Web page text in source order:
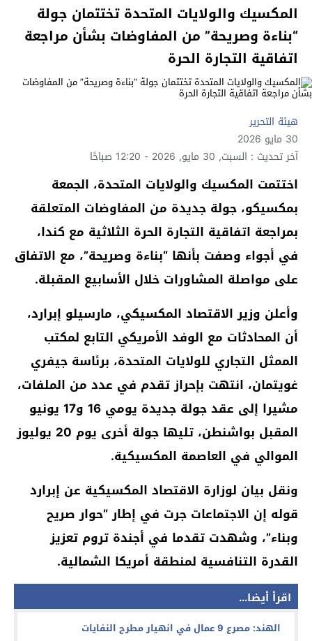
المكسيك والولايات المتحدة تختتمان جولة
“بناءة وصريحة” من المفاوضات بشأن مراجعة
اتفاقية التجارة الحرة
هيئة التحرير
30 مايو 2026
آخر تحديث : السبت, 30 مايو, 2026 - 12:20 صباحًا
اختتمت المكسيك والولايات المتحدة، الجمعة
بمكسيكو، جولة جديدة من المفاوضات المتعلقة
بمراجعة اتفاقية التجارة الحرة الثلاثية مع كندا،
في أجواء وصفت بأنها “بناءة وصريحة”، مع الاتفاق
على مواصلة المشاورات خلال الأسابيع المقبلة.
وأعلن وزير الاقتصاد المكسيكي، مارسيلو إبرارد،
أن المحادثات مع الوفد الأمريكي التابع لمكتب
الممثل التجاري للولايات المتحدة، برئاسة جيفري
غويتمان، انتهت بإحراز تقدم في عدد من الملفات،
مشيرا إلى عقد جولة جديدة يومي 16 و17 يونيو
المقبل بواشنطن، تليها جولة أخرى يوم 20 يوليوز
الموالي في العاصمة المكسيكية.
ونقل بيان لوزارة الاقتصاد المكسيكية عن إبرارد
قوله إن الاجتماعات جرت في إطار “حوار صريح
وبناء”، وشهدت تقدما في أجندة تروم تعزيز
القدرة التنافسية لمنطقة أمريكا الشمالية.
اقرأ أيضا...
الهند: مصرع 9 عمال في انهيار مطرح النفايات